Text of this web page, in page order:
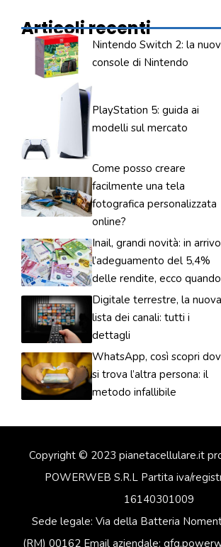
Articoli recenti
Nintendo Switch 2: la
console di Nintendo
PlayStation 5: guida ai
modelli sul mercato
Come posso creare
facilmente una tela
fotografica personalizzata
online?
Inail, grandi novità: in arrivo
l’adeguamento del 5,4%
delle rendite, ecco quando
Digitale terrestre, la nuova
lista dei canali: tutti i
dettagli
WhatsApp, così scopri
si trova l’altra persona: il
metodo infallibile
Copyright © 2023 pianetacellulare.it
POWERWEB S.R.L Partita iva/
16140301009
Sede legale: Via della Batteria
(RM) 00162 Email aziendale: